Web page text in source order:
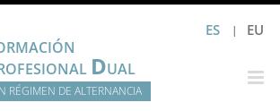
ES EU
DUAL
RÉGIMEN DE ALTERNANCIA